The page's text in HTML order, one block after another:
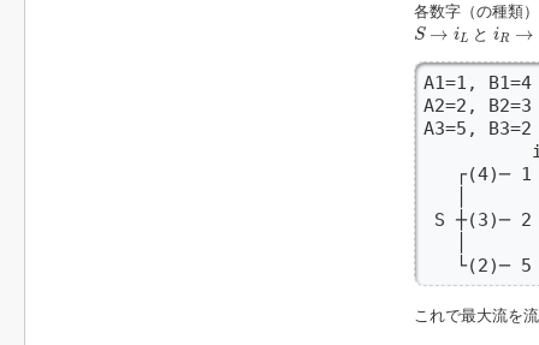
各数字（の種類
S → iL
S→i L とiR →
iR→T
A1=1, B1=4
A2=2, B2=3
A3=5, B3=2
┌(4)─ 1
S ┼(3)─
└(2)─ 5
これで最大流を